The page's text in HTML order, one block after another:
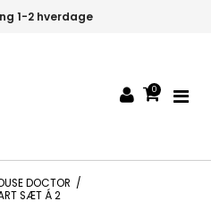
1-2 hverdage
0
DOCTOR /
SÆT Á 2